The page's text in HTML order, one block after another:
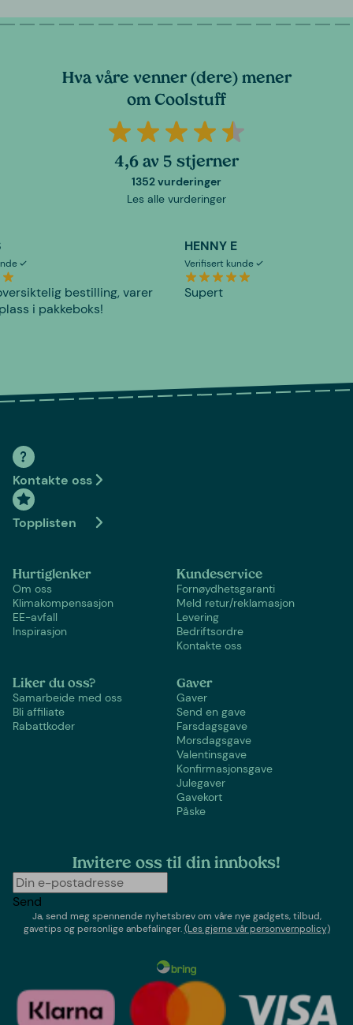
Hva våre venner (dere) mener
om Coolstuff
4,6 av 5 stjerner
1352 vurderinger
Les alle vurderinger
bestilling, varer
i pakkeboks!
HENNY E
Verifisert kunde
Supert
Kontakte oss
Topplisten
Hurtiglenker
Om oss
Klimakompensasjon
EE-avfall
Inspirasjon
Kundeservice
Fornøydhetsgaranti
Meld retur/reklamasjon
Levering
Bedriftsordre
Kontakte oss
Liker du oss?
Samarbeide med oss
Bli affiliate
Rabattkoder
Gaver
Gaver
Send en gave
Farsdagsgave
Morsdagsgave
Valentinsgave
Konfirmasjonsgave
Julegaver
Gavekort
Påske
Invitere oss til din innboks!
Send
Ja, send meg spennende nyhetsbrev om våre nye gadgets, tilbud,
gavetips og personlige anbefalinger.(Les gjerne vår personvernpolicy)